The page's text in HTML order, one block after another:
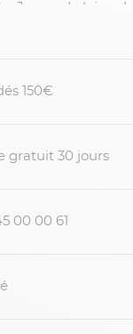
Jersey de laine
à l’intérieur et
150€
gratuit 30 jours
00 00 61